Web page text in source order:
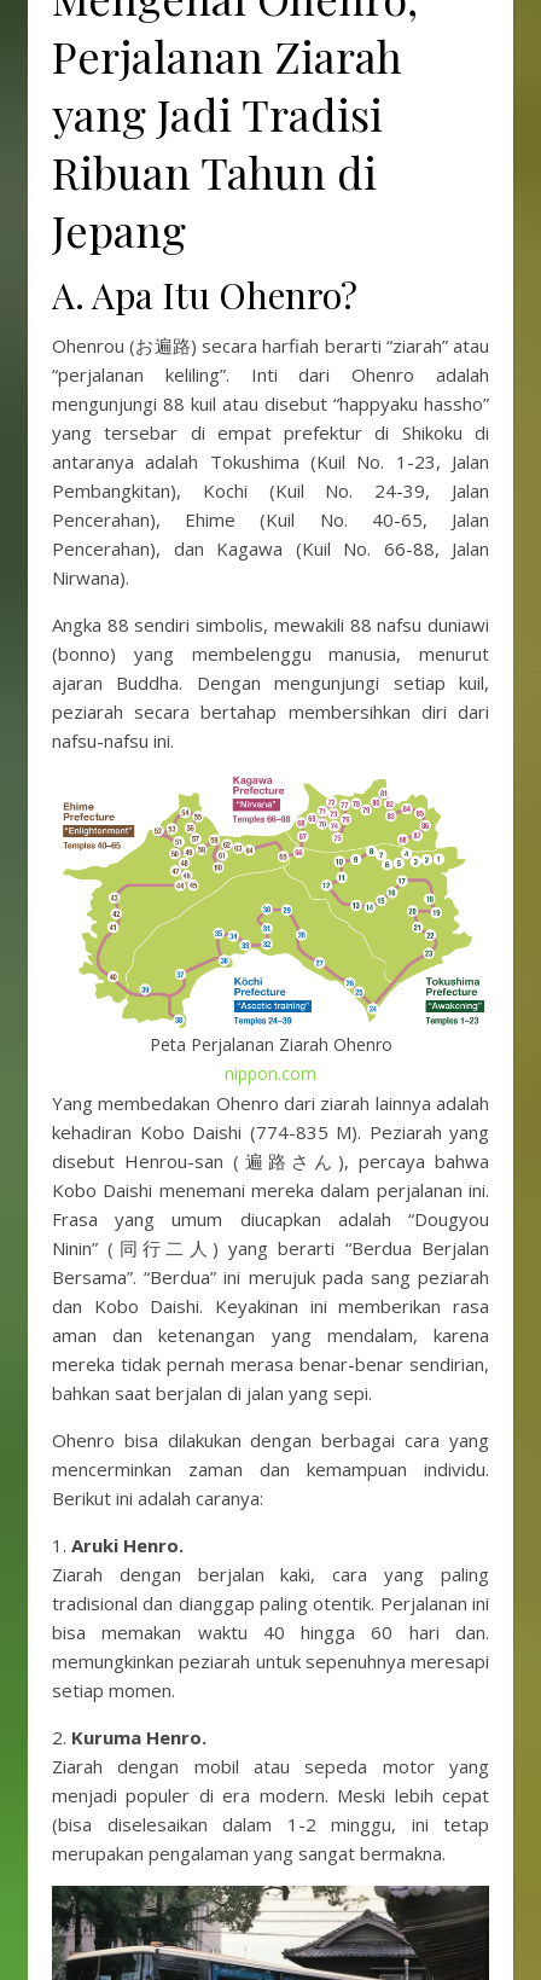
Perjalanan Ziarah
yang Jadi Tradisi
Ribuan Tahun di
Jepang
A. Apa Itu Ohenro?
Ohenrou (お遍路) secara harfiah berarti “ziarah” atau
“perjalanan keliling”. Inti dari Ohenro adalah
mengunjungi 88 kuil atau disebut “happyaku hassho”
yang tersebar di empat prefektur di Shikoku di
antaranya adalah Tokushima (Kuil No. 1-23, Jalan
Pembangkitan), Kochi (Kuil No. 24-39, Jalan
Pencerahan), Ehime (Kuil No. 40-65, Jalan
Pencerahan), dan Kagawa (Kuil No. 66-88, Jalan
Nirwana).
Angka 88 sendiri simbolis, mewakili 88 nafsu duniawi
(bonno) yang membelenggu manusia, menurut
ajaran Buddha. Dengan mengunjungi setiap kuil,
peziarah secara bertahap membersihkan diri dari
nafsu-nafsu ini.
Peta Perjalanan Ziarah Ohenro
nippon.com
Yang membedakan Ohenro dari ziarah lainnya adalah
kehadiran Kobo Daishi (774-835 M). Peziarah yang
disebut Henrou-san (遍路さん), percaya bahwa
Kobo Daishi menemani mereka dalam perjalanan ini.
Frasa yang umum diucapkan adalah “Dougyou
Ninin” (同行二人) yang berarti “Berdua Berjalan
Bersama”. “Berdua” ini merujuk pada sang peziarah
dan Kobo Daishi. Keyakinan ini memberikan rasa
aman dan ketenangan yang mendalam, karena
mereka tidak pernah merasa benar-benar sendirian,
bahkan saat berjalan di jalan yang sepi.
Ohenro bisa dilakukan dengan berbagai cara yang
mencerminkan zaman dan kemampuan individu.
Berikut ini adalah caranya:
1. Aruki Henro.
Ziarah dengan berjalan kaki, cara yang paling
tradisional dan dianggap paling otentik. Perjalanan ini
bisa memakan waktu 40 hingga 60 hari dan.
memungkinkan peziarah untuk sepenuhnya meresapi
setiap momen.
2. Kuruma Henro.
Ziarah dengan mobil atau sepeda motor yang
menjadi populer di era modern. Meski lebih cepat
(bisa diselesaikan dalam 1-2 minggu, ini tetap
merupakan pengalaman yang sangat bermakna.